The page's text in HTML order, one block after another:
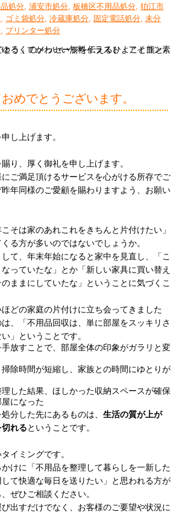
処分, 浦安市処分, 板橋区不用品処分, 狛江市
, ゴミ袋処分, 冷蔵庫処分, 固定電話処分, 未分
, プリンター処分
めでとうございます。
し上げます。
り、厚く御礼を申し上げます。
ご満足頂けるサービスを心がける所存でご
年同様のご愛顧を賜わりますよう、お願い
そは家のあれこれをきちんと片付けたい」
る方が多いのではないでしょうか。
て、年末年始になると家中を見直し、「こ
っていたな」とか「新しい家具に買い替え
ままにしていたな」ということに気づくこ
どの家庭の片付けに立ち会ってきました
、「不用品回収は、単に部屋をスッキリさ
」ということです。
放すことで、部屋全体の印象がガラリと変
除時間が短縮し、家族との時間にゆとりが
した結果、ほしかった収納スペースが確保
になった
分した先にあるものは、 生活の質が上が
れるということです。
イミングです。
けに「不用品を整理して暮らしを一新した
て快適な毎日を送りたい」と思われる方が
ぜひご相談ください。
出すだけでなく、お客様のご要望や状況に